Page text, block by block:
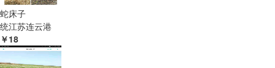
蛇床子
统江苏连云港
￥18